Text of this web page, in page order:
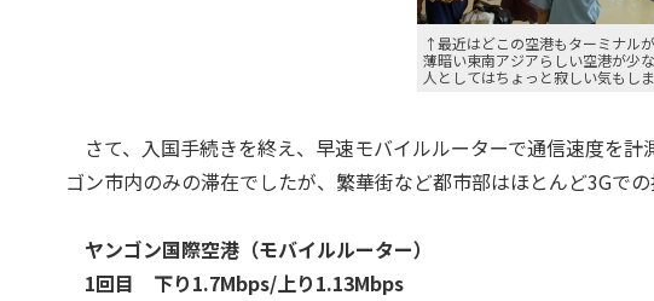
↑最近はどこの空港もターミナル
薄暗い東南アジアらしい空港が少
人としてはちょっと寂しい気もしま
さて、入国手続きを終え、早速モバイルルーターで通信速度を
ゴン市内のみの滞在でしたが、繁華街など都市部はほとんど3Gでの
ヤンゴン国際空港（モバイルルーター）
1回目 下り1.7Mbps/上り1.13Mbps